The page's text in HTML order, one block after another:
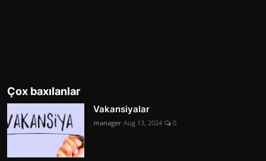
Çox baxılanlar
Vakansiyalar
manager Aug 13, 2024 0